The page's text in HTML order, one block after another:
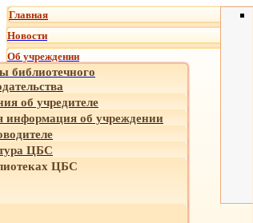
Главная
Новости
Об учреждении
библиотечного
об учредителе
об учреждении
ЦБС
ЦБС